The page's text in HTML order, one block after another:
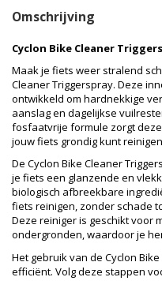
Omschrijving
Cyclon Bike Cleaner
Maak je fiets weer stralend
Cleaner Triggerspray. Deze
ontwikkeld om hardnekkige
aanslag en dagelijkse
fosfaatvrije formule zorgt
jouw fiets grondig kunt
De Cyclon Bike Cleaner
je fiets een glanzende en
biologisch afbreekbare
fiets reinigen, zonder schade
Deze reiniger is geschikt voor
ondergronden, waardoor je
Het gebruik van de Cyclon
efficiënt. Volg deze stappen